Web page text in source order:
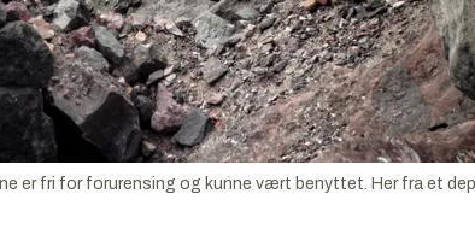
er fri for forurensing og kunne vært benyttet. Her fra et